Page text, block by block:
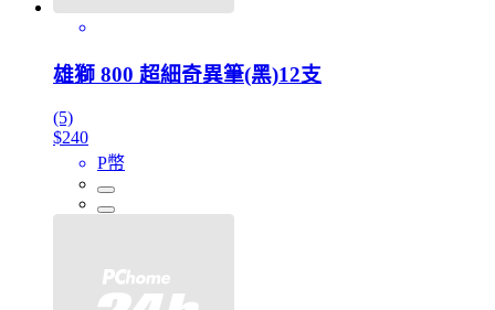
雄獅 800 超細奇異筆(黑)12支
(5)
$240
P幣